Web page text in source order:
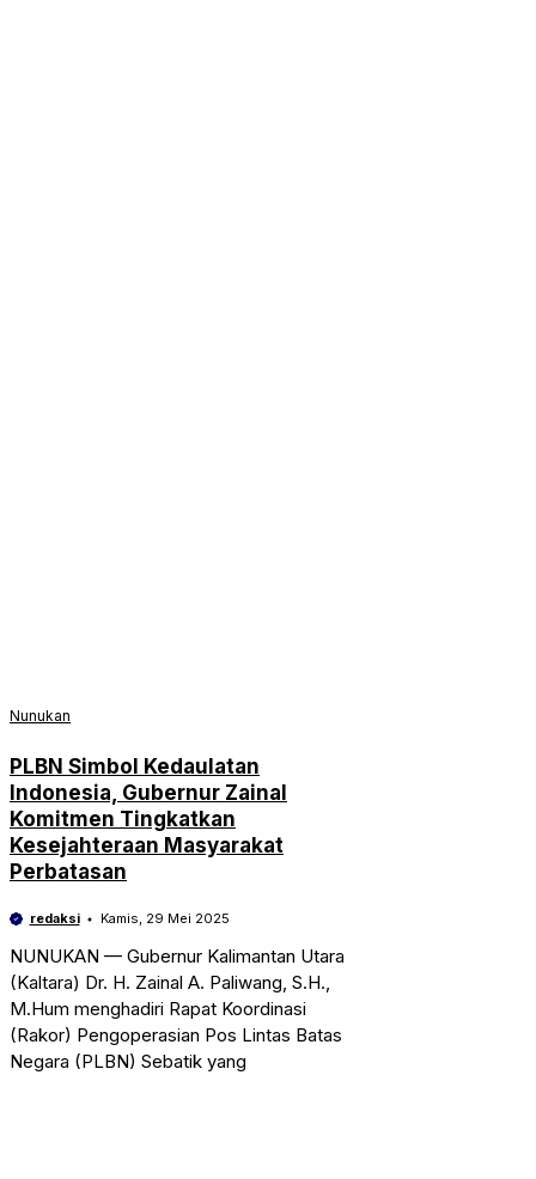
Nunukan
PLBN Simbol Kedaulatan
Indonesia, Gubernur Zainal
Komitmen Tingkatkan
Kesejahteraan Masyarakat
Perbatasan
redaksi Kamis, 29 Mei 2025
NUNUKAN — Gubernur Kalimantan Utara
(Kaltara) Dr. H. Zainal A. Paliwang, S.H.,
M.Hum menghadiri Rapat Koordinasi
(Rakor) Pengoperasian Pos Lintas Batas
Negara (PLBN) Sebatik yang